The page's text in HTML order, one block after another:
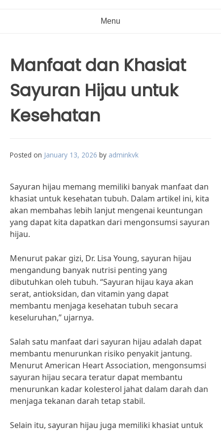
Menu
Manfaat dan Khasiat
Sayuran Hijau untuk
Kesehatan
Posted on January 13, 2026 by adminkvk
Sayuran hijau memang memiliki banyak manfaat dan
khasiat untuk kesehatan tubuh. Dalam artikel ini, kita
akan membahas lebih lanjut mengenai keuntungan
yang dapat kita dapatkan dari mengonsumsi sayuran
hijau.
Menurut pakar gizi, Dr. Lisa Young, sayuran hijau
mengandung banyak nutrisi penting yang
dibutuhkan oleh tubuh. “Sayuran hijau kaya akan
serat, antioksidan, dan vitamin yang dapat
membantu menjaga kesehatan tubuh secara
keseluruhan,” ujarnya.
Salah satu manfaat dari sayuran hijau adalah dapat
membantu menurunkan risiko penyakit jantung.
Menurut American Heart Association, mengonsumsi
sayuran hijau secara teratur dapat membantu
menurunkan kadar kolesterol jahat dalam darah dan
menjaga tekanan darah tetap stabil.
Selain itu, sayuran hijau juga memiliki khasiat untuk